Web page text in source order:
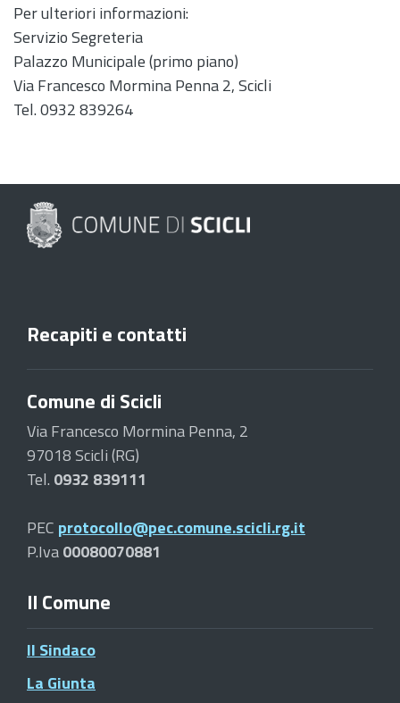
Per ulteriori informazioni:
Servizio Segreteria
Palazzo Municipale (primo piano)
Via Francesco Mormina Penna 2, Scicli
Tel. 0932 839264
Recapiti e contatti
Comune di Scicli
Via Francesco Mormina Penna, 2
97018 Scicli (RG)
Tel. 0932 839111
PEC protocollo@pec.comune.scicli.rg.it
P.Iva00080070881
Il Comune
Il Sindaco
La Giunta